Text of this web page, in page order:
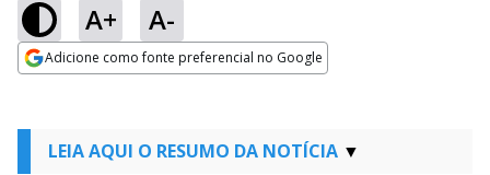
A+ A-
Adicione como fonte preferencial no Google
LEIA AQUI O RESUMO DA NOTÍCIA